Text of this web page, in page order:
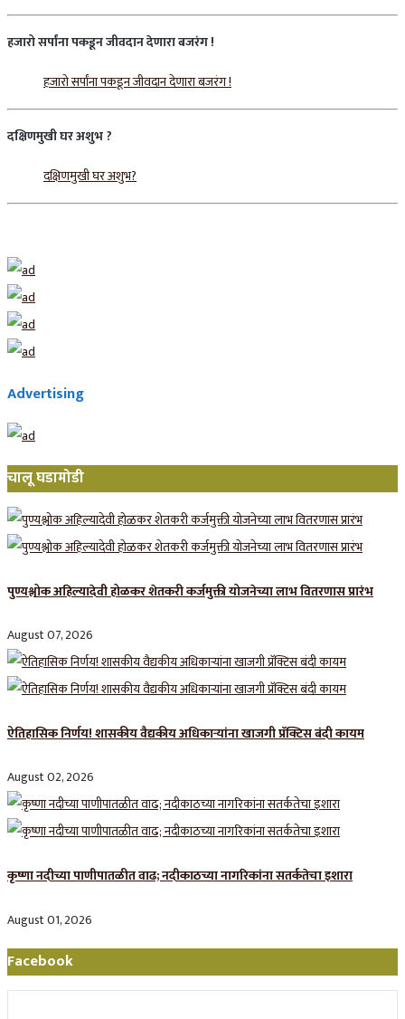
हजारोसर्पांनापकडूनजीवदानदेणाराबजरंग!
हजारो सर्पांना पकडून जीवदान देणारा बजरंग !
दक्षिणमुखीघरअशुभ?
दक्षिणमुखी घर अशुभ?
Advertising
चालू घडामोडी
पुण्यश्लोक अहिल्यादेवी होळकर शेतकरी कर्जमुक्ती योजनेच्या लाभ वितरणास प्रारंभ
August 07, 2026
ऐतिहासिक निर्णय! शासकीय वैद्यकीय अधिकाऱ्यांना खाजगी प्रॅक्टिस बंदी कायम
August 02, 2026
कृष्णा नदीच्या पाणीपातळीत वाढ; नदीकाठच्या नागरिकांना सतर्कतेचा इशारा
August 01, 2026
Facebook